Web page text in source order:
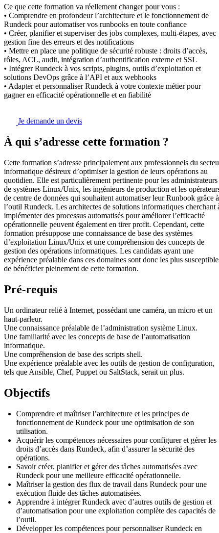
Ce que cette formation va réellement changer pour vous :
• Comprendre en profondeur l’architecture et le fonctionnement de
Rundeck pour automatiser vos runbooks en toute confiance
• Créer, planifier et superviser des jobs complexes, multi-étapes, avec
gestion fine des erreurs et des notifications
• Mettre en place une politique de sécurité robuste : droits d’accès,
rôles, ACL, audit, intégration d’authentification externe et SSL
• Intégrer Rundeck à vos scripts, plugins, outils d’exploitation et
solutions DevOps grâce à l’API et aux webhooks
• Adapter et personnaliser Rundeck à votre contexte métier pour
gagner en efficacité opérationnelle et en fiabilité
Je demande un devis
À qui s’adresse cette formation ?
Cette formation s’adresse principalement aux professionnels du
informatique désireux d’optimiser la gestion de leurs opérations au
quotidien. Elle est particulièrement pertinente pour les administrateurs
de systèmes Linux/Unix, les ingénieurs de production et les
de centre de données qui souhaitent automatiser leur Runbook grâce à
l’outil Rundeck. Les architectes de solutions informatiques cherchant
implémenter des processus automatisés pour améliorer l’efficacité
opérationnelle peuvent également en tirer profit. Cependant, cette
formation présuppose une connaissance de base des systèmes
d’exploitation Linux/Unix et une compréhension des concepts de
gestion des opérations informatiques. Les candidats ayant une
expérience préalable dans ces domaines sont donc les plus
de bénéficier pleinement de cette formation.
Pré-requis
Un ordinateur relié à Internet, possédant une caméra, un micro et un
haut-parleur.
Une connaissance préalable de l’administration système Linux.
Une familiarité avec les concepts de base de l’automatisation
informatique.
Une compréhension de base des scripts shell.
Une expérience préalable avec les outils de gestion de configuration,
tels que Ansible, Chef, Puppet ou SaltStack, serait un plus.
Objectifs
Comprendre et maîtriser l’architecture et les principes de
fonctionnement de Rundeck pour une optimisation de son
utilisation.
Acquérir les compétences nécessaires pour configurer et gérer les
droits d’accès dans Rundeck, afin d’assurer la sécurité des
opérations.
Savoir créer, planifier et gérer des tâches automatisées avec
Rundeck pour une meilleure efficacité opérationnelle.
Maîtriser la gestion des flux de travail dans Rundeck pour une
exécution fluide des tâches automatisées.
Apprendre à intégrer Rundeck avec d’autres outils de gestion et
d’automatisation pour une exploitation complète des capacités de
l’outil.
Développer les compétences pour personnaliser Rundeck en